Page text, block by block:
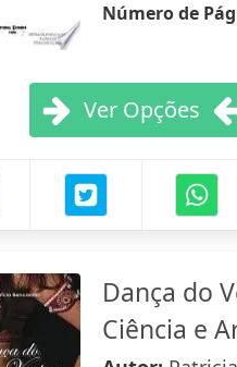
Número de
Ver Opções
Dança do
Ciência e